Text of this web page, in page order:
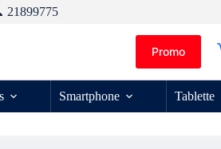
21899775
Promo
Smartphone Tablette